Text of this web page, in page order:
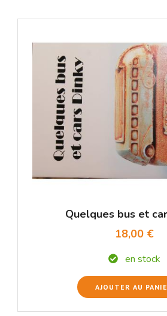
Quelques bus et
18,00 €
en stock
AJOUTER AU